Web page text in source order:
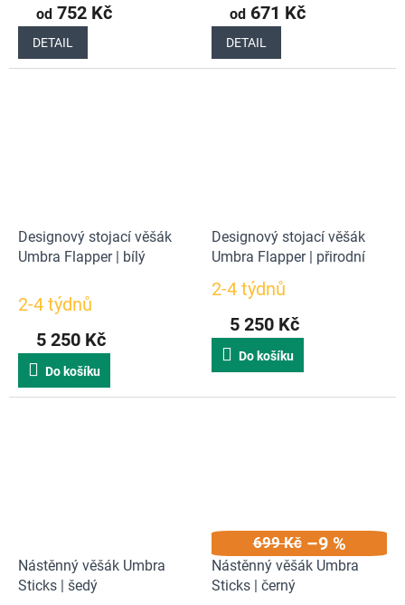
produktu
je
5,0
z
od 752 Kč
DETAIL
produktu
je
4,7
z
od 671 Kč
DETAIL
Designový stojací věšák
Umbra Flapper | bílý
2-4 týdnů
5 250 Kč
Do košíku
Designový stojací věšák
Umbra Flapper | přirodní
Průměrné
produktu
je
5,0
z
5
2-4 týdnů
5 250 Kč
Do košíku
Nástěnný věšák Umbra
Sticks | šedý
699 Kč –9 %
Nástěnný věšák Umbra
Sticks | černý